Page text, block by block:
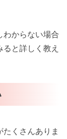
わからない場合
と詳しく教え
くさんありま